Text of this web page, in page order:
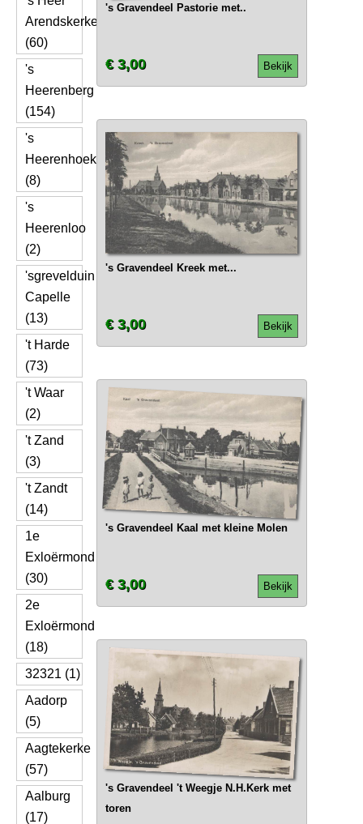
Arendskerke
(60)
's
Heerenberg
(154)
's
Heerenhoek
(8)
's
Heerenloo
(2)
'sgrevelduin
Capelle
(13)
't Harde
(73)
't Waar
(2)
't Zand
(3)
't Zandt
(14)
1e
Exloërmond
(30)
2e
Exloërmond
(18)
32321 (1)
Aadorp
(5)
Aagtekerke
(57)
Aalburg
(17)
's Gravendeel Pastorie met..
Bekijk
€ 3,00
's Gravendeel Kreek met...
Bekijk
€ 3,00
's Gravendeel Kaal met kleine Molen
Bekijk
€ 3,00
's Gravendeel 't Weegje N.H.Kerk met
toren